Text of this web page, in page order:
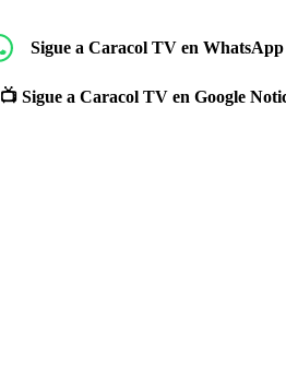
Sigue a Caracol TV en WhatsApp
📺 Sigue a Caracol TV en Google